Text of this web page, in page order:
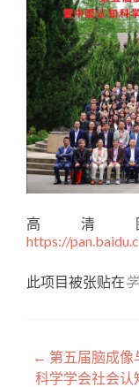
高清
https://
此项目被张贴在
← 第五届脑成像
科学学会社会认